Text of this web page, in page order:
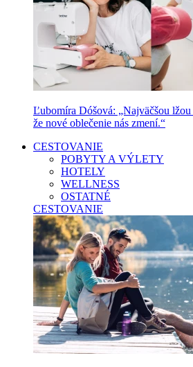
Ľubomíra Dóšová: „Najväčšou
že nové oblečenie nás zmení.“
CESTOVANIE
POBYTY A VÝLETY
HOTELY
WELLNESS
OSTATNÉ
CESTOVANIE